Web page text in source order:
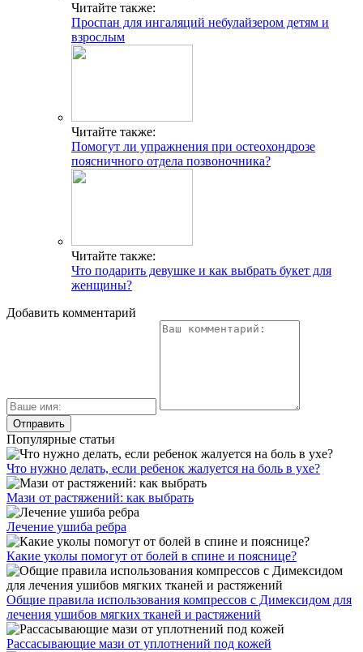
Читайте также:
Проспан для ингаляций небулайзером детям и
взрослым
Читайте также:
Помогут ли упражнения при остеохондрозе
поясничного отдела позвоночника?
Читайте также:
Что подарить девушке и как выбрать букет для
женщины?
Добавить комментарий
Популярные статьи
Что нужно делать, если ребенок жалуется на боль в ухе?
Мази от растяжений: как выбрать
Лечение ушиба ребра
Какие уколы помогут от болей в спине и пояснице?
Общие правила использования компрессов с Димексидом для
лечения ушибов мягких тканей и растяжений
Рассасывающие мази от уплотнений под кожей